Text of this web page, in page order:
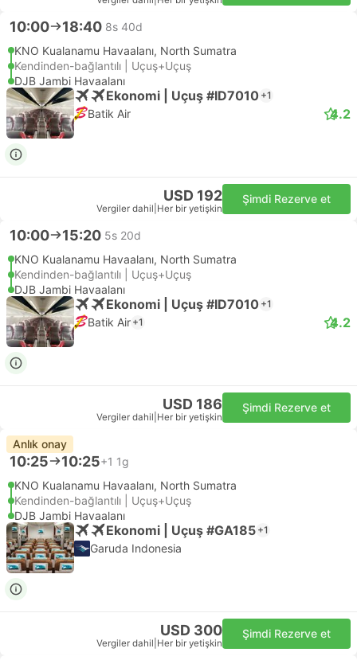
10:00 18:40 8s 40d
KNO Kualanamu Havaalanı, North Sumatra
Kendinden-bağlantılı | Uçuş+Uçuş
DJB Jambi Havaalanı
Ekonomi | Uçuş #ID7010 +1
Batik Air 4.2
USD 192
Vergiler dahil Her bir yetişkin
Şimdi Rezerve et
10:00 15:20 5s 20d
KNO Kualanamu Havaalanı, North Sumatra
Kendinden-bağlantılı | Uçuş+Uçuş
DJB Jambi Havaalanı
Ekonomi | Uçuş #ID7010 +1
Batik Air +1 4.2
USD 186
Vergiler dahil Her bir yetişkin
Şimdi Rezerve et
Anlık onay
10:25 10:25+1 1g
KNO Kualanamu Havaalanı, North Sumatra
Kendinden-bağlantılı | Uçuş+Uçuş
DJB Jambi Havaalanı
Ekonomi | Uçuş #GA185 +1
Garuda Indonesia
USD 300
Vergiler dahil Her bir yetişkin
Şimdi Rezerve et